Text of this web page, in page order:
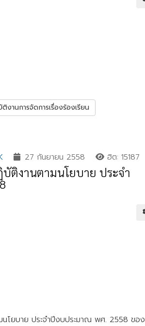
งานการจัดการเรื่องร้องเรียน
27 กันยายน 2558 ฮิต: 15187
ติงานตามนโยบาย ประจำ
นโยบาย ประจำปีงบประมาณ พศ. 2558 ของ